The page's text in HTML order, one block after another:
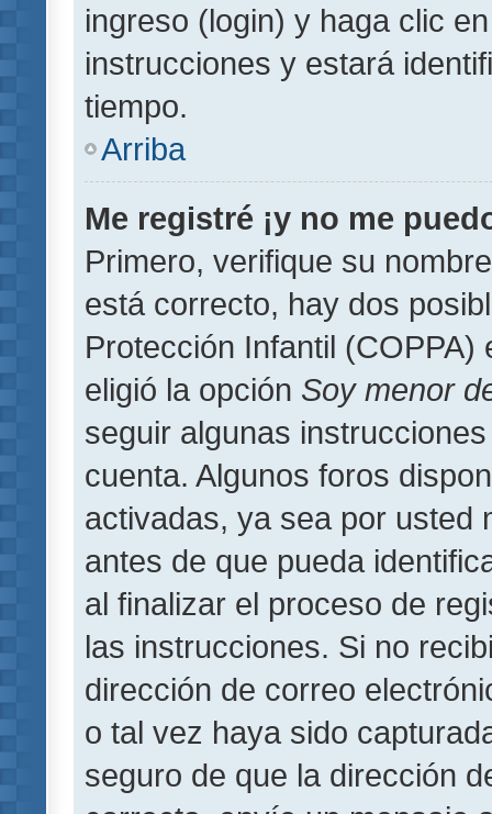
ingreso (login) y haga clic
instrucciones y estará
tiempo.
Arriba
Me registré ¡y no me
Primero, verifique su
está correcto, hay dos
Protección Infantil
eligió la opción Soy menor
seguir algunas
cuenta. Algunos foros
activadas, ya sea por usted
antes de que pueda
al finalizar el proceso de
las instrucciones. Si no
dirección de correo
o tal vez haya sido
seguro de que la dirección